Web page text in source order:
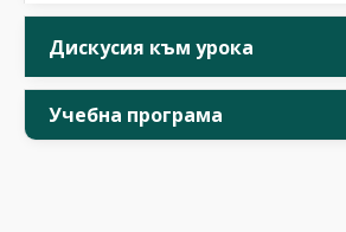
Дискусия към урока
Учебна програма